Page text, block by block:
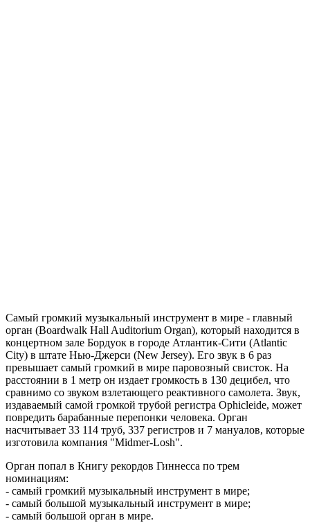
Самый громкий музыкальный инструмент в мире - главный
орган (Boardwalk Hall Auditorium Organ), который находится в
концертном зале Бордуок в городе Атлантик-Сити (Atlantic
City) в штате Нью-Джерси (New Jersey). Его звук в 6 раз
превышает самый громкий в мире паровозный свисток. На
расстоянии в 1 метр он издает громкость в 130 децибел, что
сравнимо со звуком взлетающего реактивного самолета. Звук,
издаваемый самой громкой трубой регистра Ophicleide, может
повредить барабанные перепонки человека. Орган
насчитывает 33 114 труб, 337 регистров и 7 мануалов, которые
изготовила компания "Midmer-Losh".
Орган попал в Книгу рекордов Гиннесса по трем
номинациям:
- самый громкий музыкальный инструмент в мире;
- самый большой музыкальный инструмент в мире;
- самый большой орган в мире.